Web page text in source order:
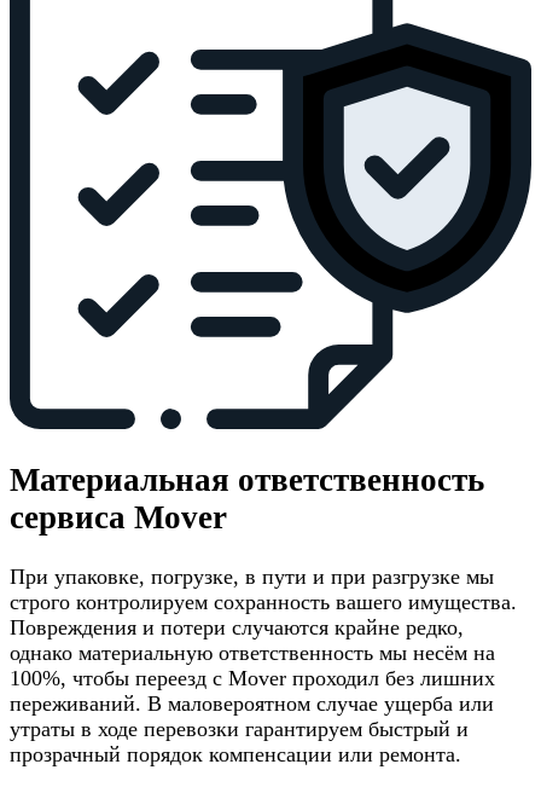
Материальная ответственность
сервиса Mover
При упаковке, погрузке, в пути и при разгрузке мы
строго контролируем сохранность вашего имущества.
Повреждения и потери случаются крайне редко,
однако материальную ответственность мы несём на
100%, чтобы переезд с Mover проходил без лишних
переживаний. В маловероятном случае ущерба или
утраты в ходе перевозки гарантируем быстрый и
прозрачный порядок компенсации или ремонта.